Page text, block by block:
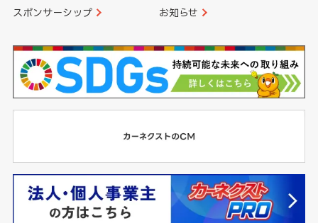
スポンサーシップ お知らせ